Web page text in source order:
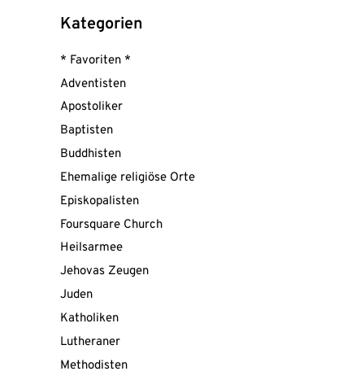
Kategorien
* Favoriten *
Adventisten
Apostoliker
Baptisten
Buddhisten
Ehemalige religiöse Orte
Episkopalisten
Foursquare Church
Heilsarmee
Jehovas Zeugen
Juden
Katholiken
Lutheraner
Methodisten